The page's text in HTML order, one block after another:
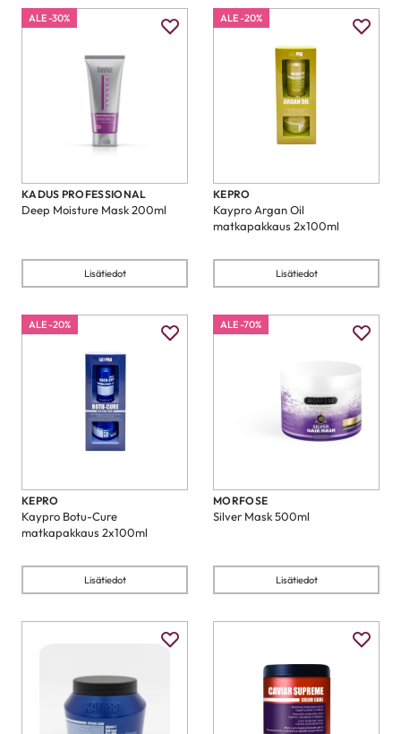
KADUS PROFESSIONAL
Deep Moisture Mask 200ml
ALE -30%
Lisätiedot
KEPRO
Kaypro Argan Oil
matkapakkaus 2x100ml
ALE -20%
Lisätiedot
KEPRO
Kaypro Botu-Cure
matkapakkaus 2x100ml
ALE -20%
Lisätiedot
MORFOSE
Silver Mask 500ml
ALE -70%
Lisätiedot